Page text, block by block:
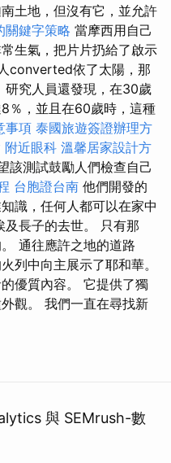
土地，但沒有它，並允許
關鍵字策略 當摩西用自己
生氣，把片片扔給了啟示
converted依了太陽，那
研究人員還發現，在30歲
％，並且在60歲時，這種
事項 泰國旅遊簽證辦理方
附近眼科 溫馨居家設計方
該測試鼓勵人們檢查自己
台胞證台南 他們開發的
識，任何人都可以在家中
及長子的去世。 只有那
通往應許之地的道路
列中向主展示了耶和華。
優質內容。 它提供了獨
觀。 我們一直在尋找新
與 SEMrush-數